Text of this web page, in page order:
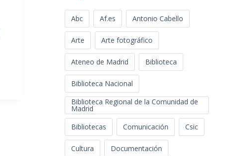
Abc Af.es Antonio Cabello
Arte Arte fotográfico
Ateneo de Madrid Biblioteca
Biblioteca Nacional
Biblioteca Regional de la Comunidad de
Madrid
Bibliotecas
Comunicación Csic
Cultura Documentación